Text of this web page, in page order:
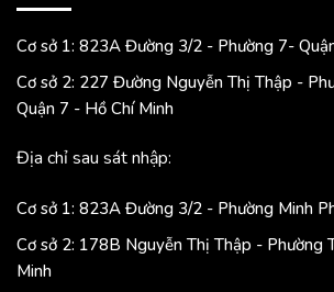
Cơ sở 1: 823A Đường 3/2 - Phường 7-
Cơ sở 2: 227 Đường Nguyễn Thị Thập -
Quận 7 - Hồ Chí Minh
Địa chỉ sau sát nhập:
Cơ sở 1: 823A Đường 3/2 - Phường Minh
Cơ sở 2: 178B Nguyễn Thị Thập - Phường
Minh